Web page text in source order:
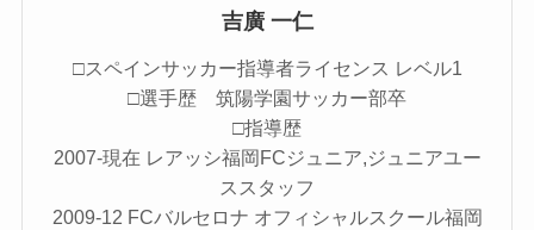
吉廣 一仁
□スペインサッカー指導者ライセンス レベル1
□選手歴 筑陽学園サッカー部卒
□指導歴
2007-現在 レアッシ福岡FCジュニア,ジュニアユー
ススタッフ
2009-12 FCバルセロナ オフィシャルスクール福岡